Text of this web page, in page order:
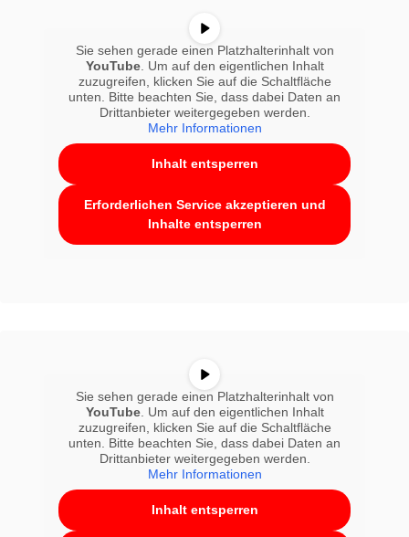
Sie sehen gerade einen Platzhalterinhalt von
YouTube. Um auf den eigentlichen Inhalt
zuzugreifen, klicken Sie auf die Schaltfläche
unten. Bitte beachten Sie, dass dabei Daten an
Drittanbieter weitergegeben werden.
Mehr Informationen
Inhalt entsperren
Erforderlichen Service akzeptieren und
Inhalte entsperren
Sie sehen gerade einen Platzhalterinhalt von
YouTube. Um auf den eigentlichen Inhalt
zuzugreifen, klicken Sie auf die Schaltfläche
unten. Bitte beachten Sie, dass dabei Daten an
Drittanbieter weitergegeben werden.
Mehr Informationen
Inhalt entsperren